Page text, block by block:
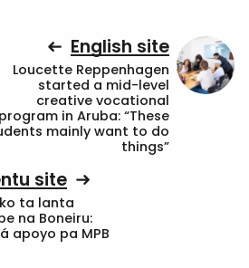
English site
Loucette Reppenhagen
started a mid-level
creative vocational
program in Aruba: “These
mainly want to do
things”
site
ta lanta
na Boneiru:
apoyo pa MPB